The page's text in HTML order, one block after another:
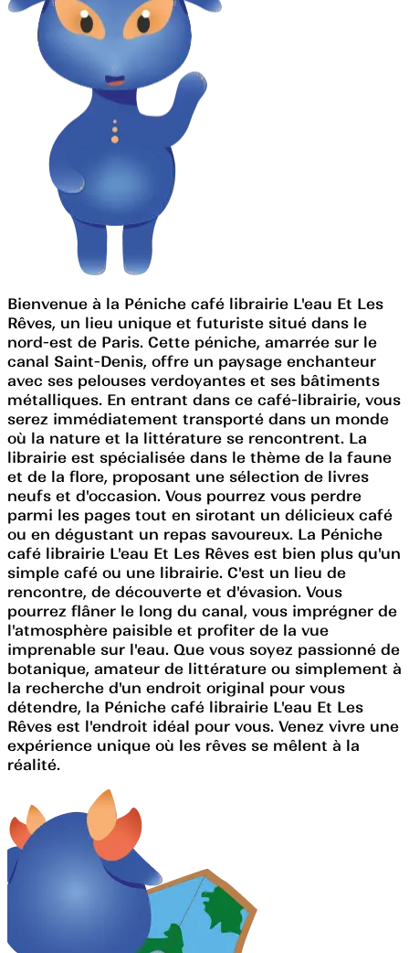
Bienvenue à la Péniche café librairie L'eau Et Les
Rêves, un lieu unique et futuriste situé dans le
nord-est de Paris. Cette péniche, amarrée sur le
canal Saint-Denis, offre un paysage enchanteur
avec ses pelouses verdoyantes et ses bâtiments
métalliques. En entrant dans ce café-librairie, vous
serez immédiatement transporté dans un monde
où la nature et la littérature se rencontrent. La
librairie est spécialisée dans le thème de la faune
et de la flore, proposant une sélection de livres
neufs et d'occasion. Vous pourrez vous perdre
parmi les pages tout en sirotant un délicieux café
ou en dégustant un repas savoureux. La Péniche
café librairie L'eau Et Les Rêves est bien plus qu'un
simple café ou une librairie. C'est un lieu de
rencontre, de découverte et d'évasion. Vous
pourrez flâner le long du canal, vous imprégner de
l'atmosphère paisible et profiter de la vue
imprenable sur l'eau. Que vous soyez passionné de
botanique, amateur de littérature ou simplement à
la recherche d'un endroit original pour vous
détendre, la Péniche café librairie L'eau Et Les
Rêves est l'endroit idéal pour vous. Venez vivre une
expérience unique où les rêves se mêlent à la
réalité.